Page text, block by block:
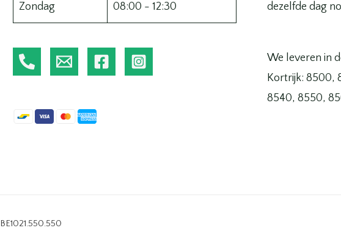
Zondag 08:00 - 12:30
dezelfde dag
We leveren in
Kortrijk: 8500,
8540, 8550,
BE1021.550.550